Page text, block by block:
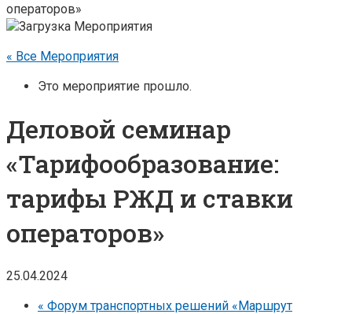
операторов»
« Все Мероприятия
Это мероприятие прошло.
Деловой семинар
«Тарифообразование:
тарифы РЖД и ставки
операторов»
25.04.2024
« Форум транспортных решений «Маршрут